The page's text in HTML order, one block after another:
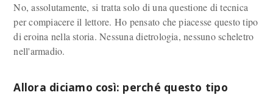
No, assolutamente, si tratta solo di una questione di tecnica
per compiacere il lettore. Ho pensato che piacesse questo tipo
di eroina nella storia. Nessuna dietrologia, nessuno scheletro
nell'armadio.
Allora diciamo così: perché questo tipo